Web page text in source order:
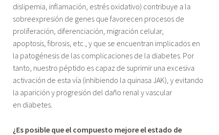
dislipemia, inflamación, estrés oxidativo) contribuye a la
sobreexpresión de genes que favorecen procesos de
proliferación, diferenciación, migración celular,
apoptosis, fibrosis, etc., y que se encuentran implicados en
la patogénesis de las complicaciones de la diabetes. Por
tanto, nuestro péptido es capaz de suprimir una excesiva
activación de esta vía (inhibiendo la quinasa JAK), y evitando
la aparición y progresión del daño renal y vascular
en diabetes.
¿Es posible que el compuesto mejore el estado de